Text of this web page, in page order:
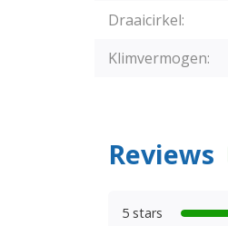
Draaicirkel:
Klimvermogen:
Reviews
5 stars